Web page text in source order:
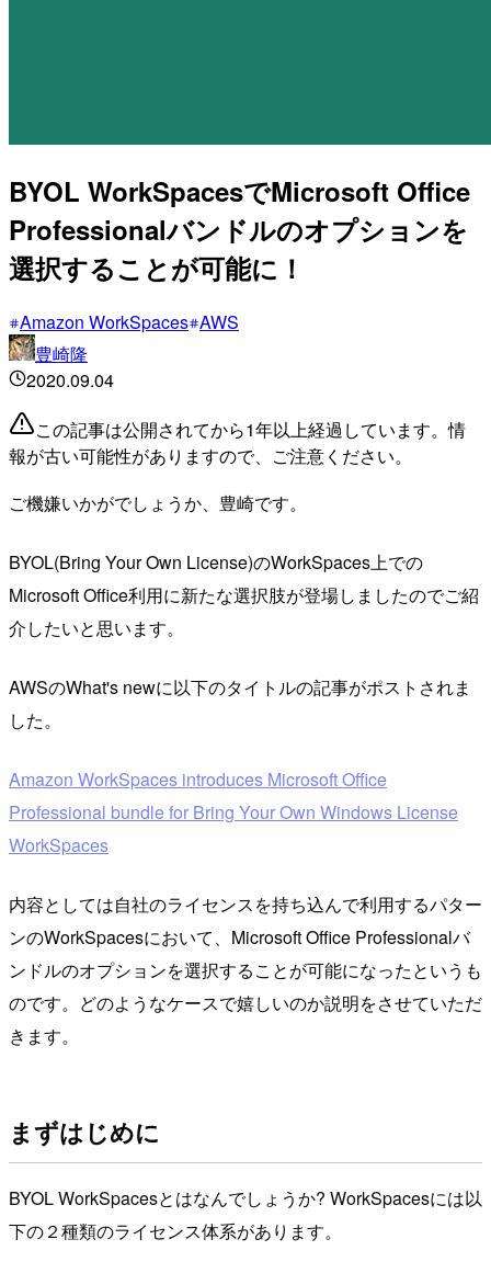
BYOL WorkSpacesでMicrosoft Office
Professionalバンドルのオプションを
選択することが可能に！
Amazon WorkSpaces AWS
豊崎隆
2020.09.04
この記事は公開されてから1年以上経過しています。情
報が古い可能性がありますので、ご注意ください。
ご機嫌いかがでしょうか、豊崎です。
BYOL(Bring Your Own License)のWorkSpaces上での
Microsoft Office利用に新たな選択肢が登場しましたのでご紹
介したいと思います。
AWSのWhat's newに以下のタイトルの記事がポストされま
した。
Amazon WorkSpaces introduces Microsoft Office
Professional bundle for Bring Your Own Windows License
WorkSpaces
内容としては自社のライセンスを持ち込んで利用するパター
ンのWorkSpacesにおいて、Microsoft Office Professionalバ
ンドルのオプションを選択することが可能になったというも
のです。どのようなケースで嬉しいのか説明をさせていただ
きます。
まずはじめに
BYOL WorkSpacesとはなんでしょうか? WorkSpacesには以
下の２種類のライセンス体系があります。